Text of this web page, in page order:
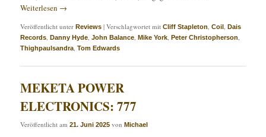
Weiterlesen →
Veröffentlicht unter Reviews |Verschlagwortet mit Cliff Stapleton ,Coil ,Dais
Records ,Danny Hyde ,John Balance ,Mike York ,Peter Christopherson
Thighpaulsandra ,Tom Edwards
MEKETA POWER
ELECTRONICS: 777
Veröffentlicht am21. Juni 2025 vonMichael